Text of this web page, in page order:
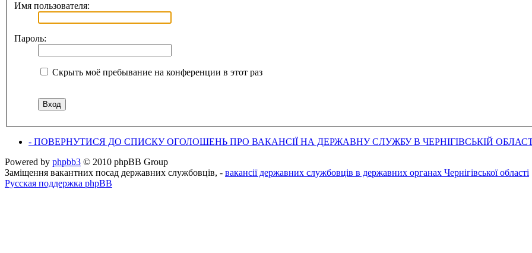
Имя пользователя:
Пароль:
Скрыть моё пребывание на конференции в этот раз
- ПОВЕРНУТИСЯ ДО СПИСКУ ОГОЛОШЕНЬ ПРО ВАКАНСІЇ НА ДЕРЖАВНУ СЛУЖБУ В ЧЕРНІГІВСЬКІЙ
Powered by phpbb3 © 2010 phpBB Group
Заміщення вакантних посад державних службовців, - вакансії державних службовців в державних органах Чернігівської області
Русская поддержка phpBB